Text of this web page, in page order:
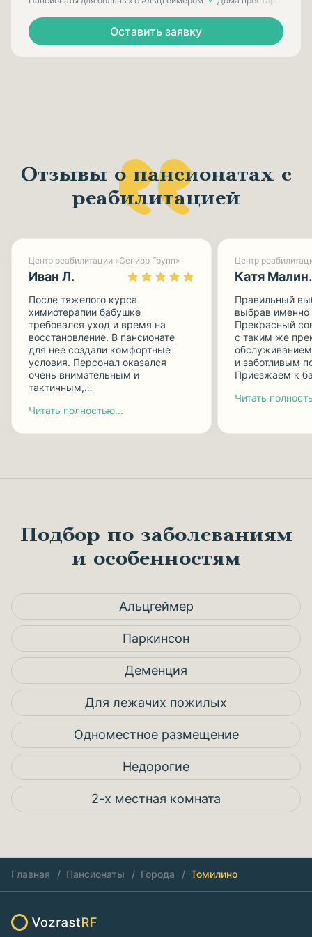
Оставить заявку
Отзывы о пансионатах с
реабилитацией
Центр реабилитации «Сениор Групп»
Иван Л.
После тяжелого курса
химиотерапии бабушке
требовался уход и время на
восстановление. В пансионате
для нее создали комфортные
условия. Персонал оказался
очень внимательным и
тактичным,…
Читать полностью...
Правильный
выбрав
Прекрасный
с таким же
и заботливым
Приезжаем к
Читать
Подбор по заболеваниям
и особенностям
Альцгеймер
Паркинсон
Деменция
Для лежачих пожилых
Одноместное размещение
Недорогие
2-х местная комната
Главная Пансионаты Города Томилино